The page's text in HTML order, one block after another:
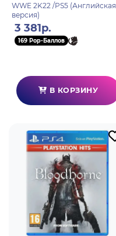
WWE 2K22 /PS5 (Английская
версия)
3 381р.
169 Pop-Баллов
В КОРЗИНУ